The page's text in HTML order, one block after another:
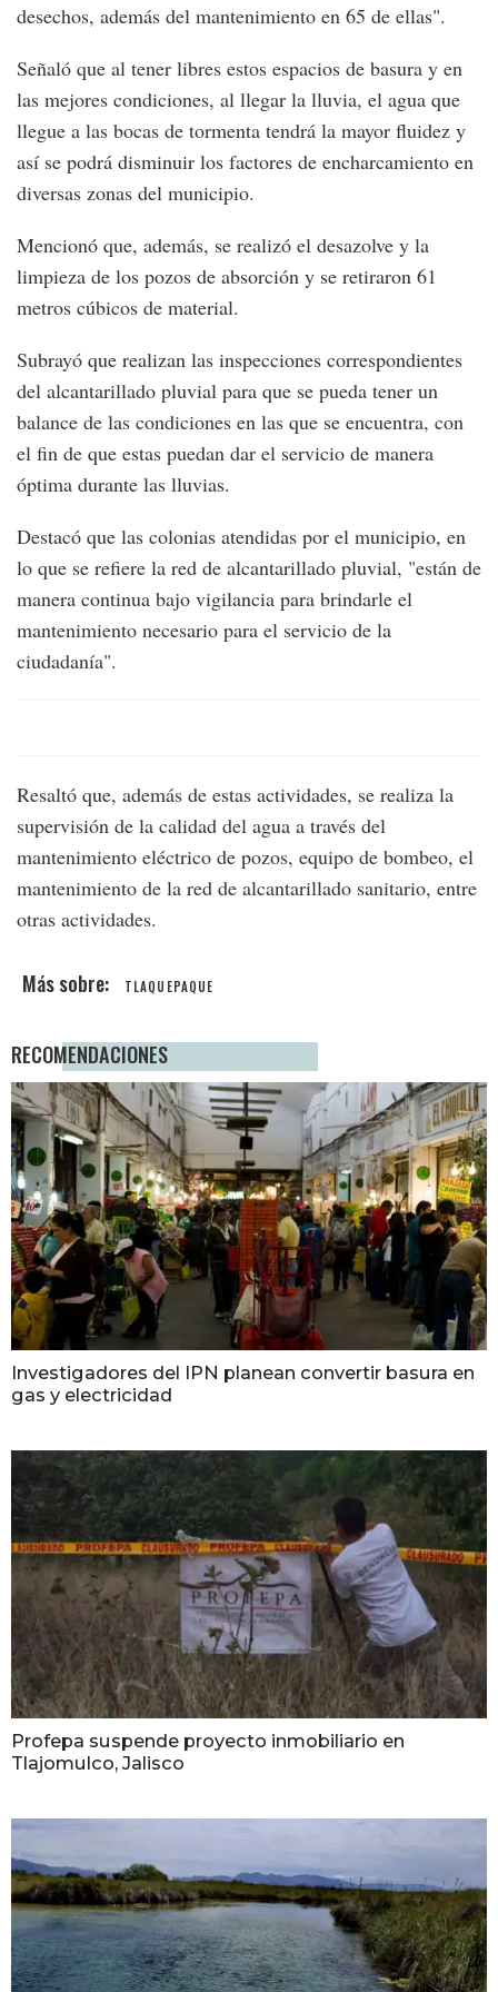
desechos, además del mantenimiento en 65 de ellas".
Señaló que al tener libres estos espacios de basura y en
las mejores condiciones, al llegar la lluvia, el agua que
llegue a las bocas de tormenta tendrá la mayor fluidez y
así se podrá disminuir los factores de encharcamiento en
diversas zonas del municipio.
Mencionó que, además, se realizó el desazolve y la
limpieza de los pozos de absorción y se retiraron 61
metros cúbicos de material.
Subrayó que realizan las inspecciones correspondientes
del alcantarillado pluvial para que se pueda tener un
balance de las condiciones en las que se encuentra, con
el fin de que estas puedan dar el servicio de manera
óptima durante las lluvias.
Destacó que las colonias atendidas por el municipio, en
lo que se refiere la red de alcantarillado pluvial, "están de
manera continua bajo vigilancia para brindarle el
mantenimiento necesario para el servicio de la
ciudadanía".
Resaltó que, además de estas actividades, se realiza la
supervisión de la calidad del agua a través del
mantenimiento eléctrico de pozos, equipo de bombeo, el
mantenimiento de la red de alcantarillado sanitario, entre
otras actividades.
TLAQUEPAQUE
RECOMENDACIONES
Investigadores del IPN planean convertir basura en
gas y electricidad
Profepa suspende proyecto inmobiliario en
Tlajomulco, Jalisco